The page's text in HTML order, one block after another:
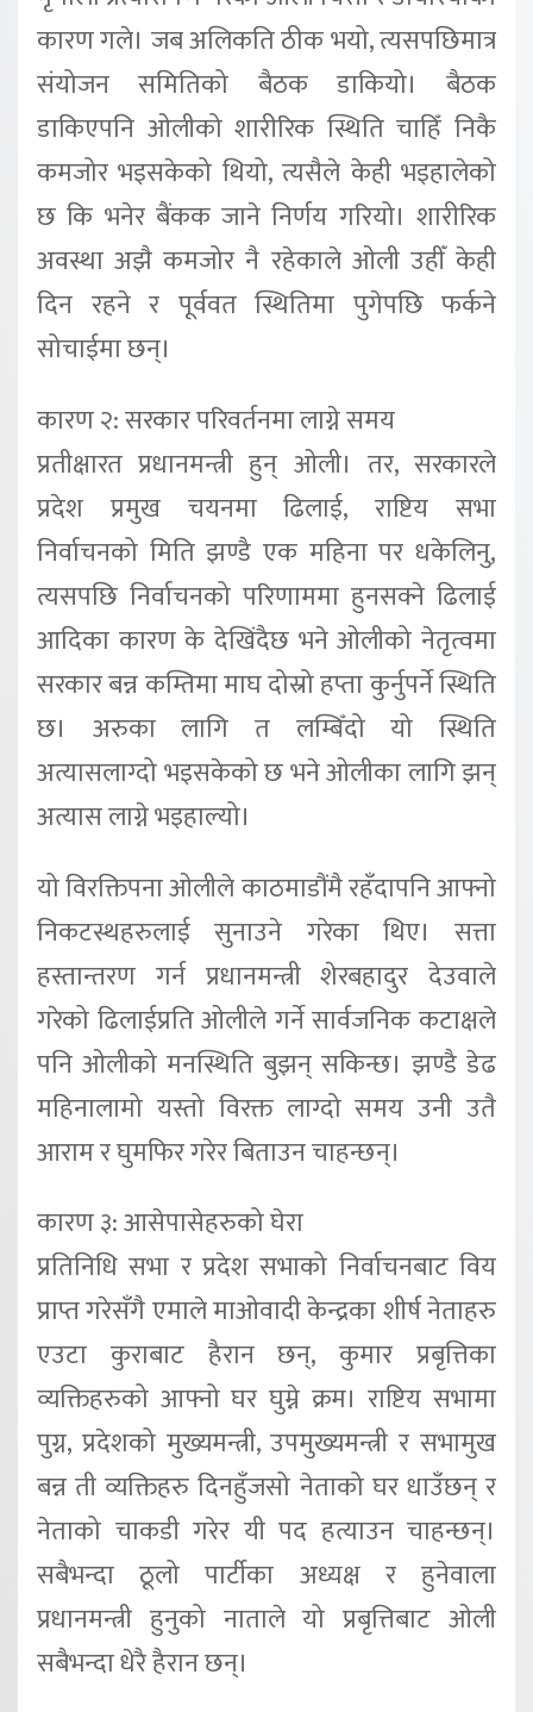
कारण गले। जब अलिकति ठीक भयो, त्यसपछिमात्र
संयोजन समितिको बैठक डाकियो। बैठक
डाकिएपनि ओलीको शारीरिक स्थिति चाहिँ निकै
कमजोर भइसकेको थियो, त्यसैले केही भइहालेको
छ कि भनेर बैंकक जाने निर्णय गरियो। शारीरिक
अवस्था अझै कमजोर नै रहेकाले ओली उहीँ केही
दिन रहने र पूर्ववत स्थितिमा पुगेपछि फर्कने
सोचाईमा छन्।
कारण २: सरकार परिवर्तनमा लाग्ने समय
प्रतीक्षारत प्रधानमन्त्री हुन् ओली। तर, सरकारले
प्रदेश प्रमुख चयनमा ढिलाई, राष्टिय सभा
निर्वाचनको मिति झण्डै एक महिना पर धकेलिनु,
त्यसपछि निर्वाचनको परिणाममा हुनसक्ने ढिलाई
आदिका कारण के देखिंदैछ भने ओलीको नेतृत्वमा
सरकार बन्न कम्तिमा माघ दोस्रो हप्ता कुर्नुपर्ने स्थिति
छ। अरुका लागि त लम्बिँदो यो स्थिति
अत्यासलाग्दो भइसकेको छ भने ओलीका लागि झन्
अत्यास लाग्ने भइहाल्यो।
यो विरक्तिपना ओलीले काठमाडौंमै रहँदापनि आफ्नो
निकटस्थहरुलाई सुनाउने गरेका थिए। सत्ता
हस्तान्तरण गर्न प्रधानमन्त्री शेरबहादुर देउवाले
गरेको ढिलाईप्रति ओलीले गर्ने सार्वजनिक कटाक्षले
पनि ओलीको मनस्थिति बुझन् सकिन्छ। झण्डै डेढ
महिनालामो यस्तो विरक्त लाग्दो समय उनी उतै
आराम र घुमफिर गरेर बिताउन चाहन्छन्।
कारण ३: आसेपासेहरुको घेरा
प्रतिनिधि सभा र प्रदेश सभाको निर्वाचनबाट विय
प्राप्त गरेसँगै एमाले माओवादी केन्द्रका शीर्ष नेताहरु
एउटा कुराबाट हैरान छन्, कुमार प्रबृत्तिका
व्यक्तिहरुको आफ्नो घर घुम्ने क्रम। राष्टिय सभामा
पुग्न, प्रदेशको मुख्यमन्त्री, उपमुख्यमन्त्री र सभामुख
बन्न ती व्यक्तिहरु दिनहुँजसो नेताको घर धाउँछन् र
नेताको चाकडी गरेर यी पद हत्याउन चाहन्छन्।
सबैभन्दा ठूलो पार्टीका अध्यक्ष र हुनेवाला
प्रधानमन्त्री हुनुको नाताले यो प्रबृत्तिबाट ओली
सबैभन्दा धेरै हैरान छन्।